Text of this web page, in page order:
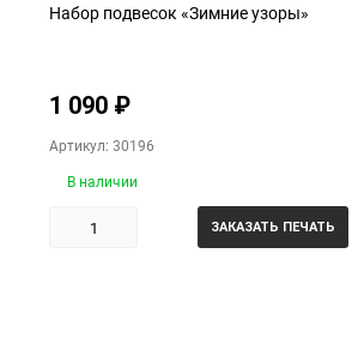
Набор подвесок «Зимние узоры»
1 090 ₽
Артикул: 30196
В наличии
ЗАКАЗАТЬ ПЕЧАТЬ